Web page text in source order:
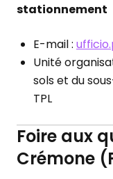
stationnement
E-mail :
Unité
sols et du
TPL
Foire aux
Crémone